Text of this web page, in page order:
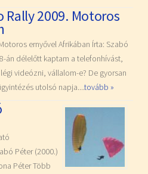
2009. Motoros
ernyővel Afrikában Írta: Szabó
án délelőtt kaptam a telefonhívást,
videózni, vállalom-e? De gyorsan
utolsó napja....tovább »
Péter (2000.)
Péter Több